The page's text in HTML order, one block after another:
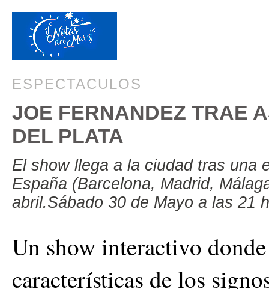
ESPECTACULOS
JOE FERNANDEZ TRAE
DEL PLATA
El show llega a la ciudad tras una
España (Barcelona, Madrid,
abril.Sábado 30 de Mayo a las 21
Un show interactivo donde
características de los